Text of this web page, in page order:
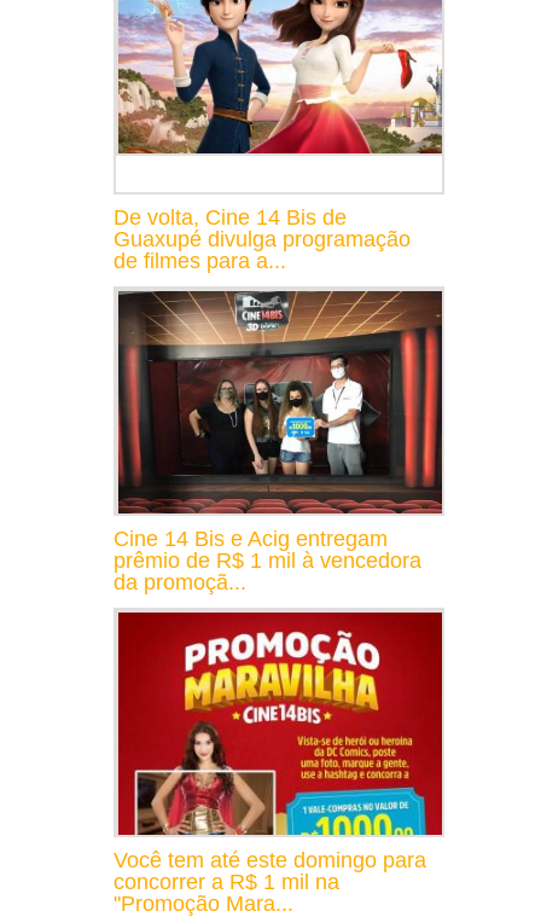
De volta, Cine 14 Bis de
Guaxupé divulga programação
de filmes para a...
Cine 14 Bis e Acig entregam
prêmio de R$ 1 mil à vencedora
da promoçã...
Você tem até este domingo para
concorrer a R$ 1 mil na
"Promoção Mara...